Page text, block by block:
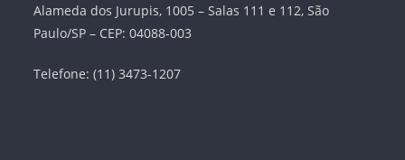
Alameda dos Jurupis, 1005 – Salas 111 e 112, São
Paulo/SP – CEP: 04088-003
Telefone: (11) 3473-1207